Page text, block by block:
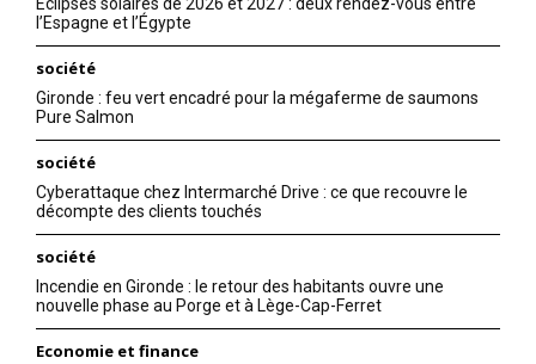
l’Espagne et l’Égypte
société
Gironde : feu vert encadré pour la mégaferme de saumons
Pure Salmon
société
Cyberattaque chez Intermarché Drive : ce que recouvre le
décompte des clients touchés
société
Incendie en Gironde : le retour des habitants ouvre une
nouvelle phase au Porge et à Lège-Cap-Ferret
Economie et finance